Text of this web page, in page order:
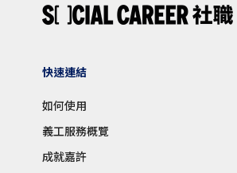
快速連結
如何使用
義工服務概覽
成就嘉許